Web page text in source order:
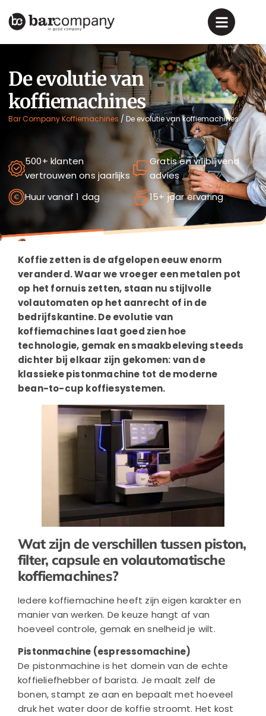
De evolutie van
koffiemachines
Bar Company Koffiemachines / De evolutie van koffiemachines
500+ klanten
vertrouwen ons jaarlijks
Gratis en vrijblijvend
advies
Huur vanaf 1 dag
15+ jaar ervaring
Koffie zetten is de afgelopen eeuw enorm
veranderd. Waar we vroeger een metalen pot
op het fornuis zetten, staan nu stijlvolle
volautomaten op het aanrecht of in de
bedrijfskantine. De evolutie van
koffiemachines laat goed zien hoe
technologie, gemak en smaakbeleving steeds
dichter bij elkaar zijn gekomen: van de
klassieke pistonmachine tot de moderne
bean-to-cup koffiesystemen.
Wat zijn de verschillen tussen piston,
filter, capsule en volautomatische
koffiemachines?
Iedere koffiemachine heeft zijn eigen karakter en
manier van werken. De keuze hangt af van
hoeveel controle, gemak en snelheid je wilt.
Pistonmachine (espressomachine)
De pistonmachine is het domein van de echte
koffieliefhebber of barista. Je maalt zelf de
bonen, stampt ze aan en bepaalt met hoeveel
druk het water door de koffie stroomt. Het kost